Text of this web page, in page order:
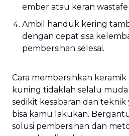
ember atau keran
Ambil handuk kering
dengan cepat sisa
pembersihan selesai.
Cara membersihkan
kuning tidaklah selalu
sedikit kesabaran dan
bisa kamu lakukan.
solusi pembersihan dan